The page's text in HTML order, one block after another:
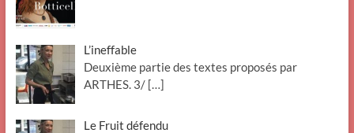
L’ineffable
Deuxième partie des textes proposés par
ARTHES. 3/ […]
Le Fruit défendu